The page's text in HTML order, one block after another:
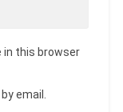
in this browser
email.